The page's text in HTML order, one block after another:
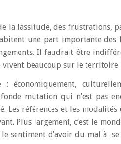
la lassitude, des frustrations,
une part importante des
Il faudrait être
vivent beaucoup sur le territoire
économiquement,
mutation qui n’est pas
Les références et les modalités
Plus largement, c’est le
le sentiment d’avoir du mal à